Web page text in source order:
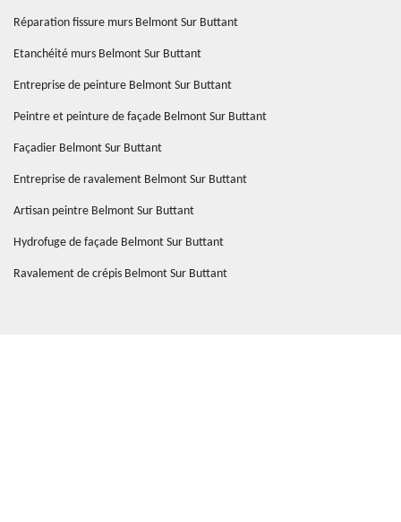
Réparation fissure murs Belmont Sur Buttant
Etanchéité murs Belmont Sur Buttant
Entreprise de peinture Belmont Sur Buttant
Peintre et peinture de façade Belmont Sur Buttant
Façadier Belmont Sur Buttant
Entreprise de ravalement Belmont Sur Buttant
Artisan peintre Belmont Sur Buttant
Hydrofuge de façade Belmont Sur Buttant
Ravalement de crépis Belmont Sur Buttant